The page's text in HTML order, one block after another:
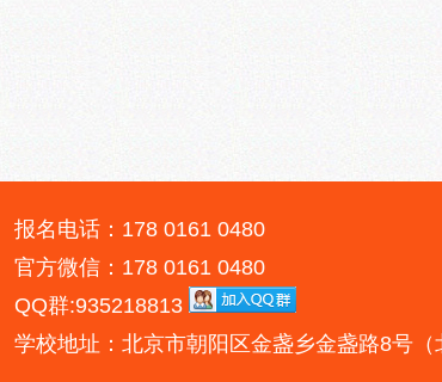
报名电话：178 0161 0480
官方微信：178 0161 0480
QQ群:935218813
学校地址：北京市朝阳区金盏乡金盏路8号（